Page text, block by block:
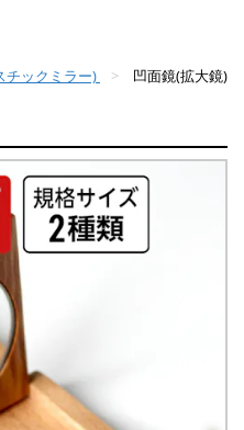
チックミラー) 凹面鏡(拡大鏡)